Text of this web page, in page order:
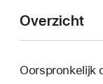
Overzicht
Oorspronkelijk